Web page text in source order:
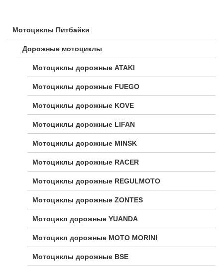
Мотоциклы Питбайки
Дорожные мотоциклы
Мотоциклы дорожные ATAKI
Мотоциклы дорожные FUEGO
Мотоциклы дорожные KOVE
Мотоциклы дорожные LIFAN
Мотоциклы дорожные MINSK
Мотоциклы дорожные RACER
Мотоциклы дорожные REGULMOTO
Мотоциклы дорожные ZONTES
Мотоцикл дорожные YUANDA
Мотоцикл дорожные МОТО MORINI
Мотоциклы дорожные BSE